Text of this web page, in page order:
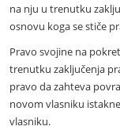
na nju u trenutku
osnovu koga se stiče
Pravo svojine na
trenutku zaključenja
pravo da zahteva
novom vlasniku
vlasniku.